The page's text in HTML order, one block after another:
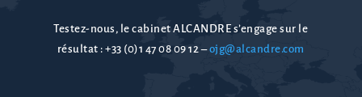
Testez-nous, le cabinet ALCANDRE s’engage sur le
résultat :+33 (0)1 47 08 09 12–ojg@alcandre.com